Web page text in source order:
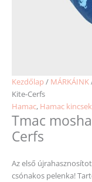
Kezdőlap / MÁRKÁINK
Kite-Cerfs
Hamac, Hamac kincsek
Tmac
Cerfs
Az első
csónakos pelenka!